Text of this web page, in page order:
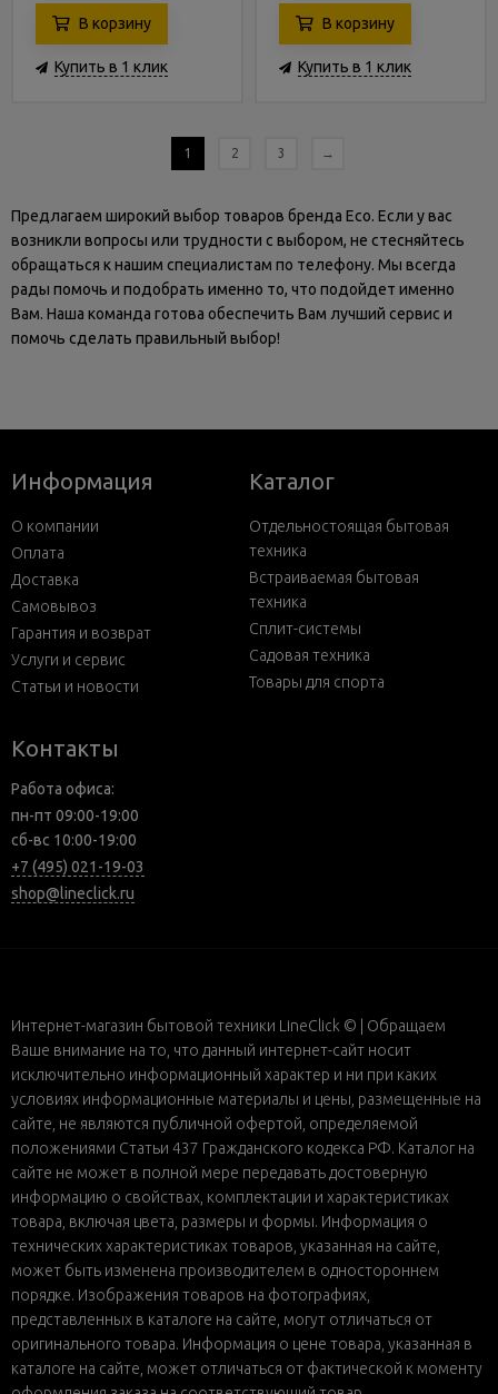
В корзину
Купить в 1 клик
В корзину
Купить в 1 клик
1 2 3 →
Предлагаем широкий выбор товаров бренда Eco. Если у вас
возникли вопросы или трудности с выбором, не стесняйтесь
обращаться к нашим специалистам по телефону. Мы всегда
рады помочь и подобрать именно то, что подойдет именно
Вам. Наша команда готова обеспечить Вам лучший сервис и
помочь сделать правильный выбор!
Информация
О компании
Оплата
Доставка
Самовывоз
Гарантия и возврат
Услуги и сервис
Статьи и новости
Каталог
Отдельностоящая бытовая
техника
Встраиваемая бытовая
техника
Сплит-системы
Садовая техника
Товары для спорта
Контакты
Работа офиса:
пн-пт 09:00-19:00
сб-вс 10:00-19:00
+7 (495) 021-19-03
shop@lineclick.ru
Интернет-магазин бытовой техники LineClick © | Обращаем
Ваше внимание на то, что данный интернет-сайт носит
исключительно информационный характер и ни при каких
условиях информационные материалы и цены, размещенные на
сайте, не являются публичной офертой, определяемой
положениями Статьи 437 Гражданского кодекса РФ. Каталог на
сайте не может в полной мере передавать достоверную
информацию о свойствах, комплектации и характеристиках
товара, включая цвета, размеры и формы. Информация о
технических характеристиках товаров, указанная на сайте,
может быть изменена производителем в одностороннем
порядке. Изображения товаров на фотографиях,
представленных в каталоге на сайте, могут отличаться от
оригинального товара. Информация о цене товара, указанная в
каталоге на сайте, может отличаться от фактической к моменту